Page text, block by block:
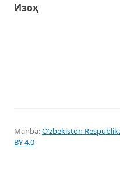
Изоҳ
Manba:Oʻzbekiston
BY 4.0